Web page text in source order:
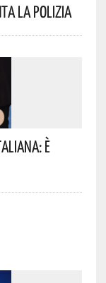
La Polizia
È